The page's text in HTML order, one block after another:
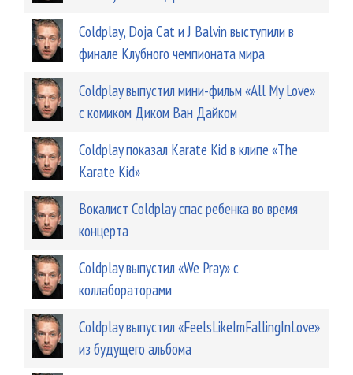
Coldplay, Doja Cat и J Balvin выступили в
финале Клубного чемпионата мира
Coldplay выпустил мини-фильм «All My Love»
с комиком Диком Ван Дайком
Coldplay показал Karate Kid в клипе «The
Karate Kid»
Вокалист Coldplay спас ребенка во время
концерта
Coldplay выпустил «We Pray» с
коллабораторами
Coldplay выпустил «FeelsLikeImFallingInLove»
из будущего альбома